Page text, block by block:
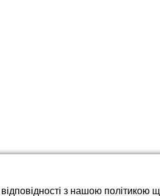
для рушникосушок
з нашою політикою